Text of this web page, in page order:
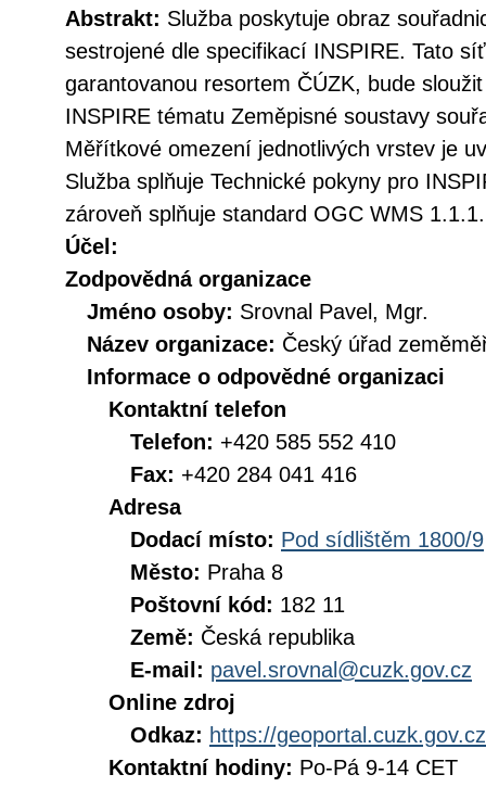
Abstrakt: Služba poskytuje obraz
sestrojené dle specifikací INSPIRE. Tato
garantovanou resortem ČÚZK, bude
INSPIRE tématu Zeměpisné soustavy
Měřítkové omezení jednotlivých vrstev je
Služba splňuje Technické pokyny pro
zároveň splňuje standard OGC WMS
Účel:
Zodpovědná organizace
Jméno osoby: Srovnal Pavel, Mgr.
Název organizace: Český úřad
Informace o odpovědné organizaci
Kontaktní telefon
Telefon: +420 585 552 410
Fax: +420 284 041 416
Adresa
Dodací místo: Pod sídlištěm 1800/9
Město: Praha 8
Poštovní kód: 182 11
Země: Česká republika
E-mail: pavel.srovnal@cuzk.gov.cz
Online zdroj
Odkaz: https://geoportal.cuzk.gov.cz
Kontaktní hodiny: Po-Pá 9-14 CET